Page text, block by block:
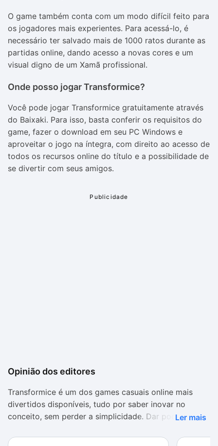
O game também conta com um modo difícil feito para
os jogadores mais experientes. Para acessá-lo, é
necessário ter salvado mais de 1000 ratos durante as
partidas online, dando acesso a novas cores e um
visual digno de um Xamã profissional.
Onde posso jogar Transformice?
Você pode jogar Transformice gratuitamente através
do Baixaki. Para isso, basta conferir os requisitos do
game, fazer o download em seu PC Windows e
aproveitar o jogo na íntegra, com direito ao acesso de
todos os recursos online do título e a possibilidade de
se divertir com seus amigos.
Opinião dos editores
Transformice é um dos games casuais online mais
divertidos disponíveis, tudo por saber inovar no
conceito, sem perder a simplicidade. Dar poderes
forma de abrir uma nova possibilidade de jogo e
Ler mais